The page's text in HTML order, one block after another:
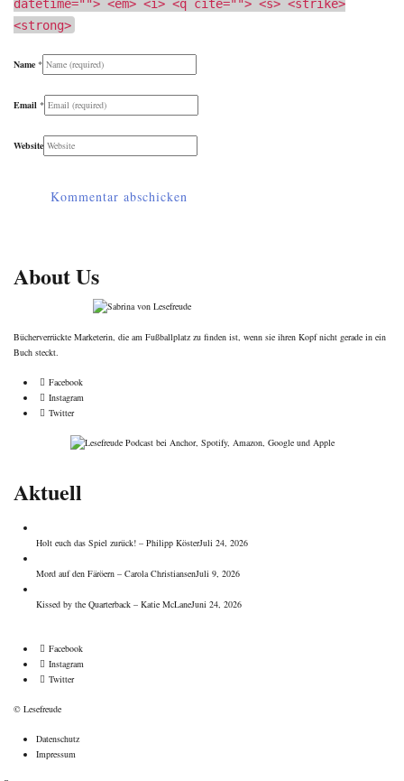
datetime=""> <em> <i> <q cite=""> <s> <strike>
<strong>
Name *
Email *
Website
About Us
Bücherverrückte Marketerin, die am Fußballplatz zu finden ist, wenn sie ihren Kopf nicht gerade in ein
Buch steckt.
Facebook
Instagram
Twitter
Aktuell
Holt euch das Spiel zurück! – Philipp KösterJuli 24, 2026
Mord auf den Färöern – Carola ChristiansenJuli 9, 2026
Kissed by the Quarterback – Katie McLaneJuni 24, 2026
Facebook
Instagram
Twitter
© Lesefreude
Datenschutz
Impressum